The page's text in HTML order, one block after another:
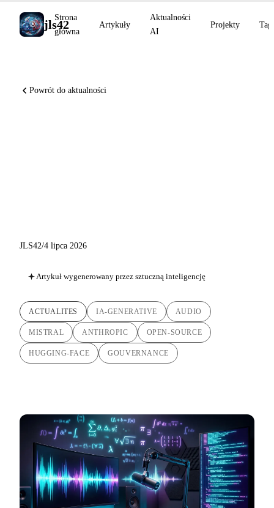
jls42
Strona
główna
Artykuły
Aktualności
AI
Projekty Tagi
Powrót do aktualności
JLS42/4 lipca 2026
Artykuł wygenerowany przez sztuczną inteligencję
ACTUALITES IA-GENERATIVE AUDIO
MISTRAL ANTHROPIC OPEN-SOURCE
HUGGING-FACE GOUVERNANCE